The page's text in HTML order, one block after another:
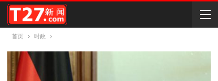
首页 时政